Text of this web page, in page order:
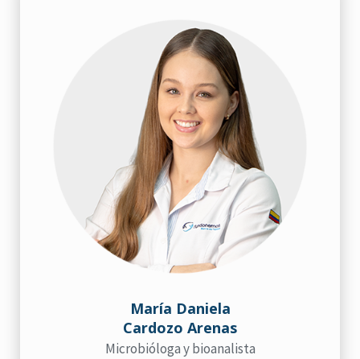
María Daniela
Cardozo Arenas
Microbióloga y bioanalista